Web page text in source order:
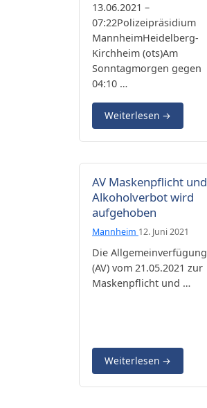
13.06.2021 –
07:22Polizeipräsidium
MannheimHeidelberg-
Kirchheim (ots)Am
Sonntagmorgen gegen
04:10 …
Weiterlesen →
AV Maskenpflicht und
Alkoholverbot wird
aufgehoben
Mannheim 12. Juni 2021
Die Allgemeinverfügung
(AV) vom 21.05.2021 zur
Maskenpflicht und …
Weiterlesen →